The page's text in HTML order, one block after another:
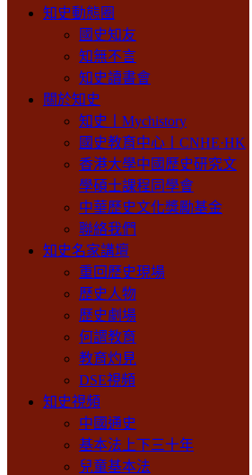
知史動態圈
國史知友
知無不言
知史讀書會
關於知史
知史丨Mychistory
國史教育中心丨CNHE·HK
香港大學中國歷史研究文
學碩士課程同學會
中華歷史文化獎勵基金
聯絡我們
知史名家講壇
重回歷史現場
歷史人物
歷史劇場
何謂教育
教育灼見
DSE視頻
知史視頻
中國通史
基本法上下三十年
兒童基本法